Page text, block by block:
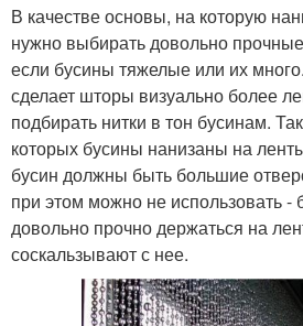
В качестве основы, на которую
нужно выбирать довольно
если бусины тяжелые или их
сделает шторы визуально более
подбирать нитки в тон бусинам.
которых бусины нанизаны на
бусин должны быть большие
при этом можно не использовать -
довольно прочно держаться на
соскальзывают с нее.